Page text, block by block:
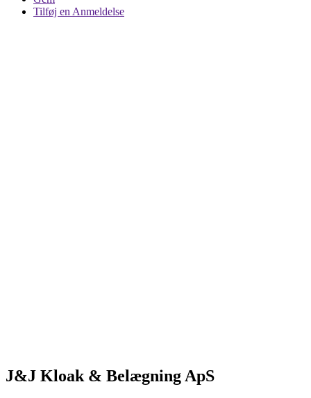
Tilføj en Anmeldelse
J&J Kloak & Belægning ApS